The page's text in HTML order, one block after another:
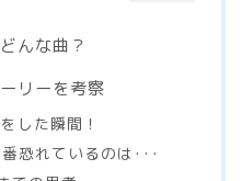
んな曲？
リーを考察
した瞬間！
恐れているのは･･･